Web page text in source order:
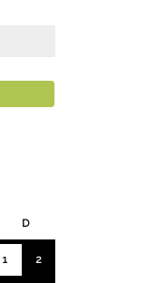
D
1 2